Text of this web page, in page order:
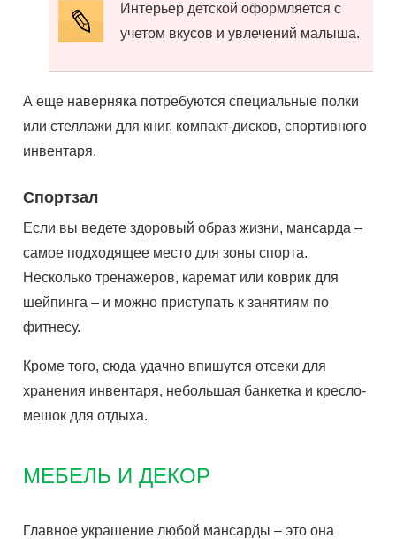
Интерьер детской оформляется с
учетом вкусов и увлечений малыша.
А еще наверняка потребуются специальные полки
или стеллажи для книг, компакт-дисков, спортивного
инвентаря.
Спортзал
Если вы ведете здоровый образ жизни, мансарда –
самое подходящее место для зоны спорта.
Несколько тренажеров, каремат или коврик для
шейпинга – и можно приступать к занятиям по
фитнесу.
Кроме того, сюда удачно впишутся отсеки для
хранения инвентаря, небольшая банкетка и кресло-
мешок для отдыха.
МЕБЕЛЬ И ДЕКОР
Главное украшение любой мансарды – это она